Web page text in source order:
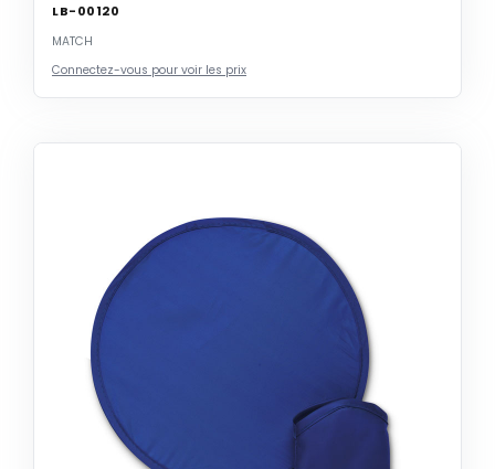
LB-00120
MATCH
Connectez-vous pour voir les prix